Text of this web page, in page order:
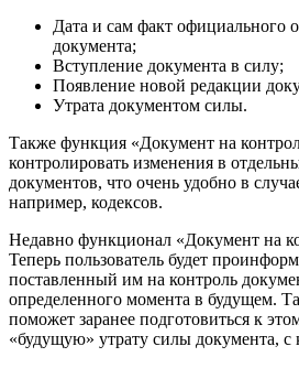
Дата и сам факт официального
документа;
Вступление документа в силу;
Появление новой редакции
Утрата документом силы.
Также функция «Документ на
контролировать изменения в
документов, что очень удобно в
например, кодексов.
Недавно функционал «Документ на
Теперь пользователь будет
поставленный им на контроль
определенного момента в будущем.
поможет заранее подготовиться к
«будущую» утрату силы документа, с